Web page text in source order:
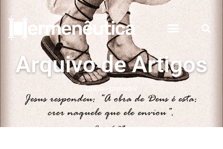
Arquivo de Artigos
Início» provedor